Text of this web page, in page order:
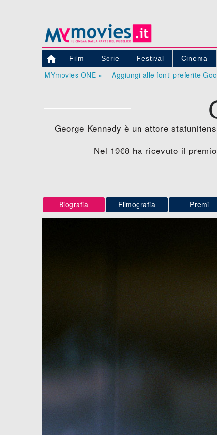
 Film Serie Festival Cinema
MYmovies ONE » Aggiungi alle fonti preferite
George Kennedy è un attore
Nel 1968 ha ricevuto il
Biografia Filmografia Premi